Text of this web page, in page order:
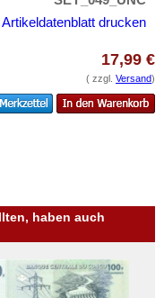
Artikeldatenblatt drucken
17,99 €
( zzgl. Versand)
haben auch